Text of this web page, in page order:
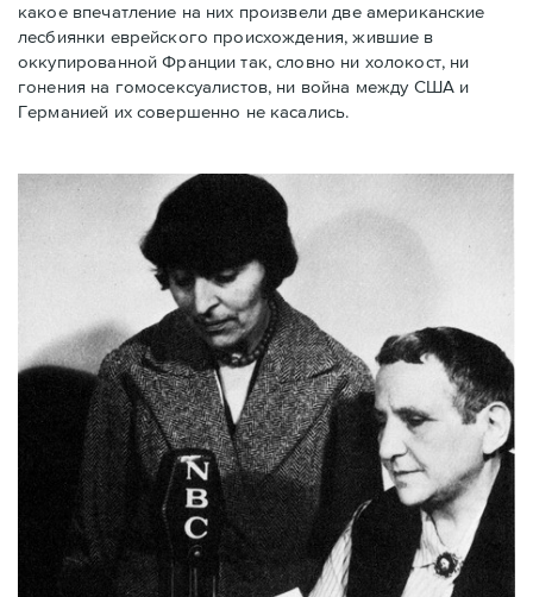
какое впечатление на них произвели две американские
лесбиянки еврейского происхождения, жившие в
оккупированной Франции так, словно ни холокост, ни
гонения на гомосексуалистов, ни война между США и
Германией их совершенно не касались.